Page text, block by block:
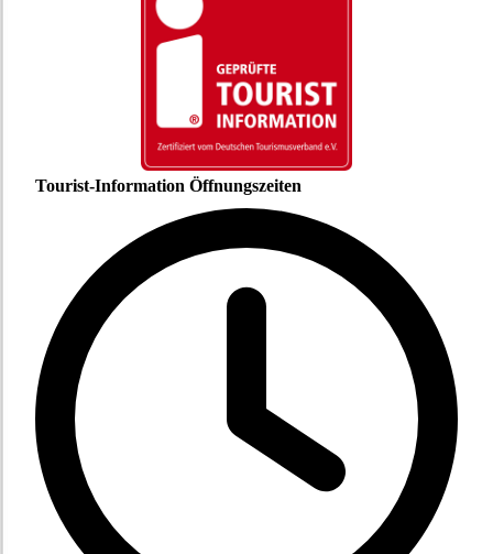
Tourist-Information Öffnungszeiten